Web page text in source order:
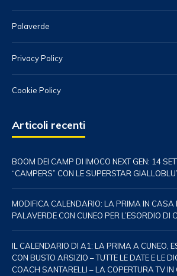
Palaverde
Privacy Policy
Cookie Policy
Articoli recenti
BOOM DEI CAMP DI IMOCO NEXT GEN: 14
“CAMPERS” CON LE SUPERSTAR
MODIFICA CALENDARIO: LA PRIMA IN CASA
PALAVERDE CON CUNEO PER L’ESORDIO DI
IL CALENDARIO DI A1: LA PRIMA A CUNEO,
CON BUSTO ARSIZIO – TUTTE LE DATE E LE
COACH SANTARELLI – LA COPERTURA TV IN